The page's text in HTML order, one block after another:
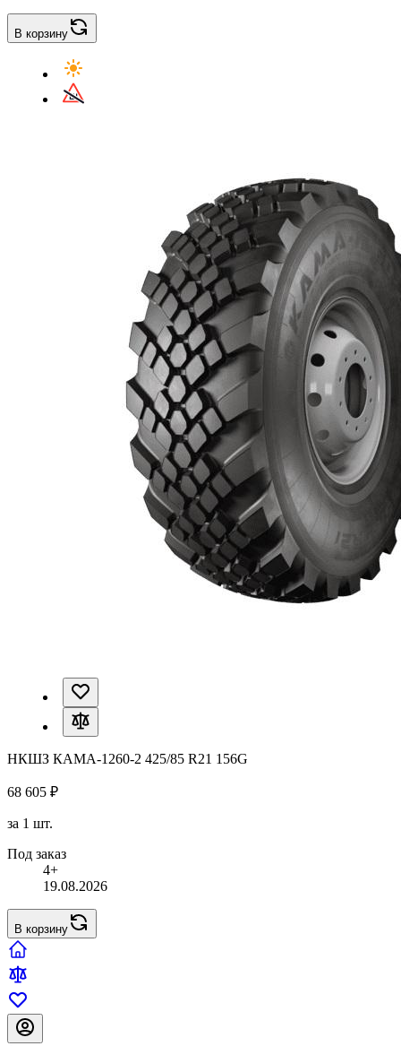
В корзину
НКШЗ КАМА-1260-2 425/85 R21 156G
68 605 ₽
за 1 шт.
Под заказ
4+
19.08.2026
В корзину